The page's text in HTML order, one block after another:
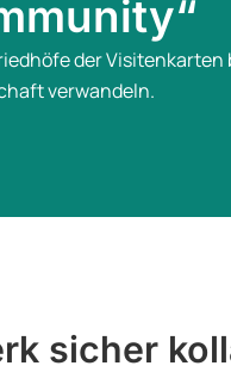
der
verwandeln.
sicher